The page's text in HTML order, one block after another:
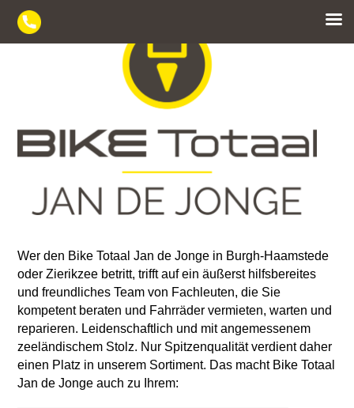
Skip
content
Wer den Bike Totaal Jan de Jonge in Burgh-Haamstede
oder Zierikzee betritt, trifft auf ein äußerst hilfsbereites
und freundliches Team von Fachleuten, die Sie
kompetent beraten und Fahrräder vermieten, warten und
reparieren. Leidenschaftlich und mit angemessenem
zeeländischem Stolz. Nur Spitzenqualität verdient daher
einen Platz in unserem Sortiment. Das macht Bike Totaal
Jan de Jonge auch zu Ihrem: